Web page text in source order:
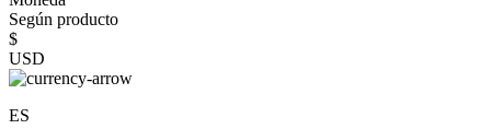
Según producto
$
USD
ES